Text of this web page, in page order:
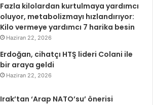
Fazla kilolardan kurtulmaya yardımcı
oluyor, metabolizmayı hızlandırıyor:
Kilo vermeye yardımcı 7 harika besin
Haziran 22, 2026
Erdoğan, cihatçı HTŞ lideri Colani ile
bir araya geldi
Haziran 22, 2026
Irak’tan ‘Arap NATO’su’ önerisi